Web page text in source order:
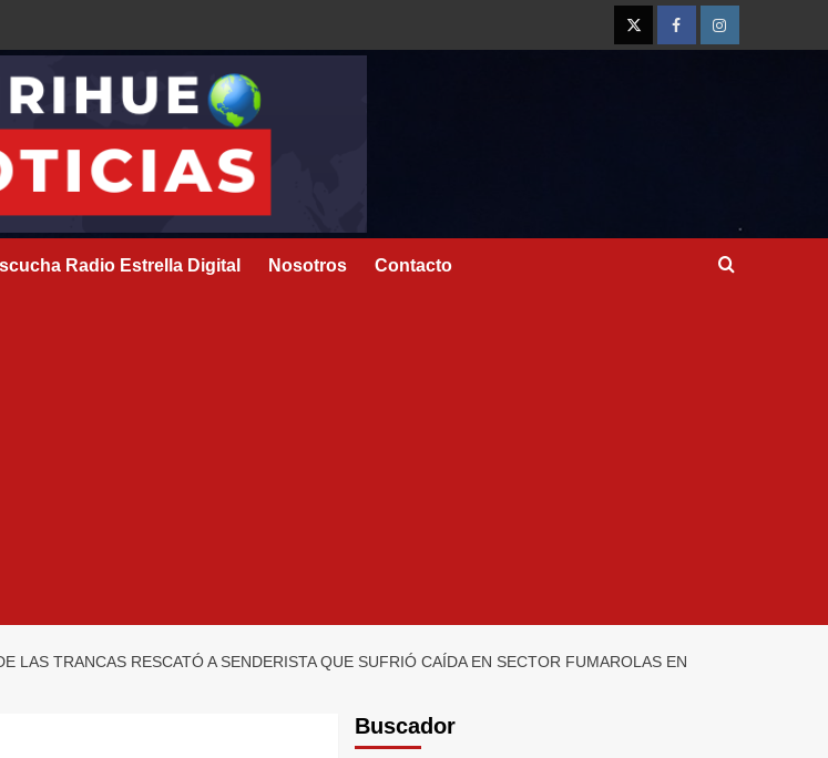
Radio Estrella Digital Nosotros Contacto
LAS TRANCAS RESCATÓ A SENDERISTA QUE SUFRIÓ CAÍDA EN SECTOR FUMAROLAS EN
Buscador